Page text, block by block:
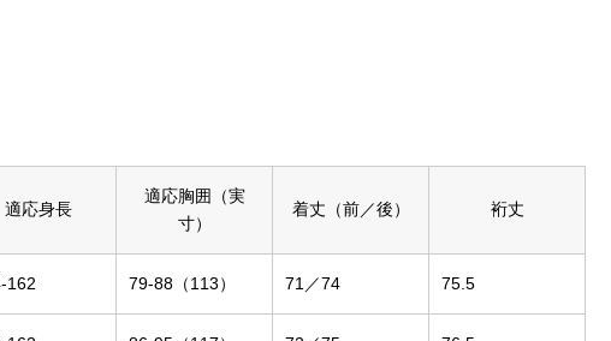
適応身長
適応胸囲（実
寸）
着丈（前／後） 裄丈
162 79-88（113） 71／74 75.5